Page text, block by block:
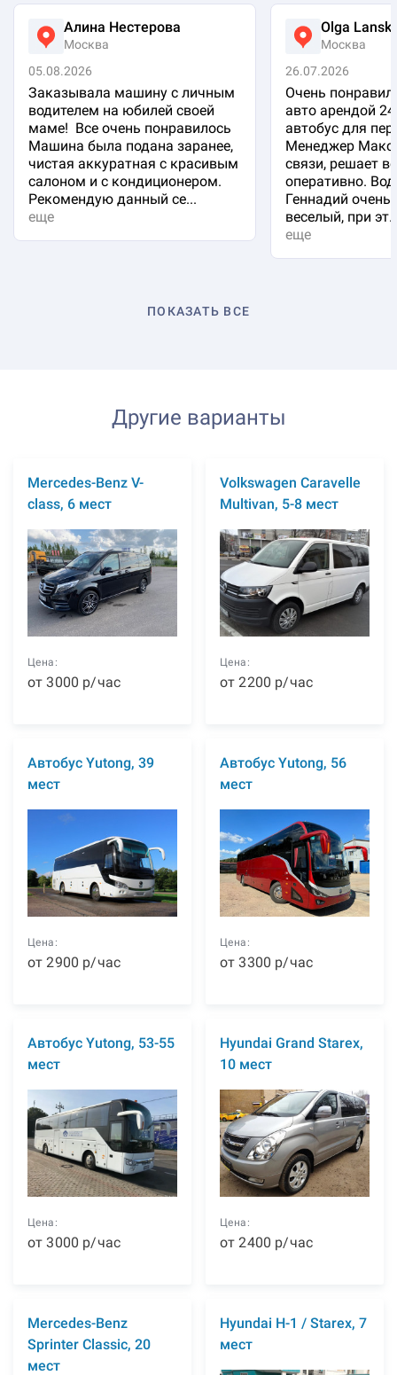
Алина Нестерова
Москва
05.08.2026
Заказывала машину с личным
водителем на юбилей своей
маме! Все очень понравилось
Машина была подана заранее,
чистая аккуратная с красивым
салоном и с кондиционером.
Рекомендую данный се...
еще
Olga
Москва
26.07.2026
Очень
авто арендой
автобус для
Менеджер
связи, решает
оперативно.
Геннадий очень
веселый, при
еще
ПОКАЗАТЬ ВСЕ
Другие варианты
Mercedes-Benz V-
class, 6 мест
Цена:
от3000 р/час
Volkswagen Caravelle
Multivan, 5-8 мест
Цена:
от2200 р/час
Автобус Yutong, 39
мест
Цена:
от2900 р/час
Автобус Yutong, 56
мест
Цена:
от3300 р/час
Автобус Yutong, 53-55
мест
Цена:
от3000 р/час
Hyundai Grand Starex,
10 мест
Цена:
от2400 р/час
Mercedes-Benz
Sprinter Classic, 20
мест
Hyundai H-1 / Starex, 7
мест